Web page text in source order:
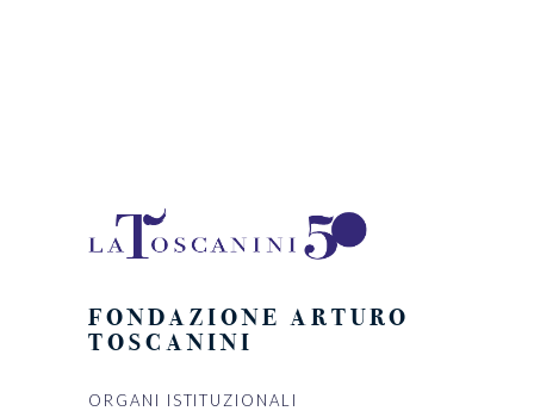
FONDAZIONE ARTURO
TOSCANINI
ORGANI ISTITUZIONALI